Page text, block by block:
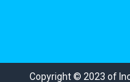
Copyright © 2023 of